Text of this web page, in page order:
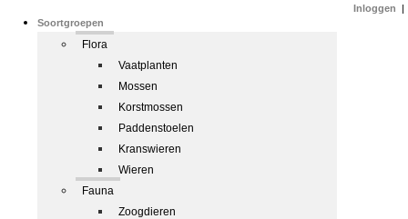
Soortgroepen
Flora
Vaatplanten
Mossen
Korstmossen
Paddenstoelen
Kranswieren
Wieren
Fauna
Zoogdieren
Inloggen |